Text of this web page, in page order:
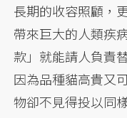
長期的收容照顧，
帶來巨大的人類疾
款」就能請人負責
因為品種貓高貴又
物卻不見得投以同